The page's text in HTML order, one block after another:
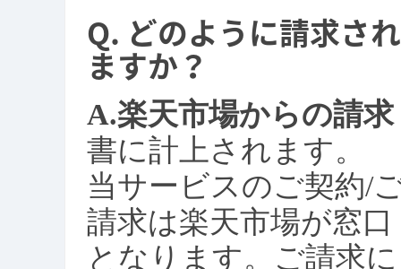
どのように請求され
ますか？
楽天市場からの請求
書に計上されます。
当サービスのご契約/
請求は楽天市場が窓口
となります。ご請求に